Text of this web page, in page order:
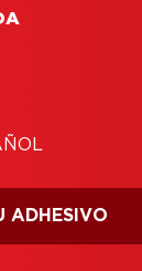
ADHESIVO